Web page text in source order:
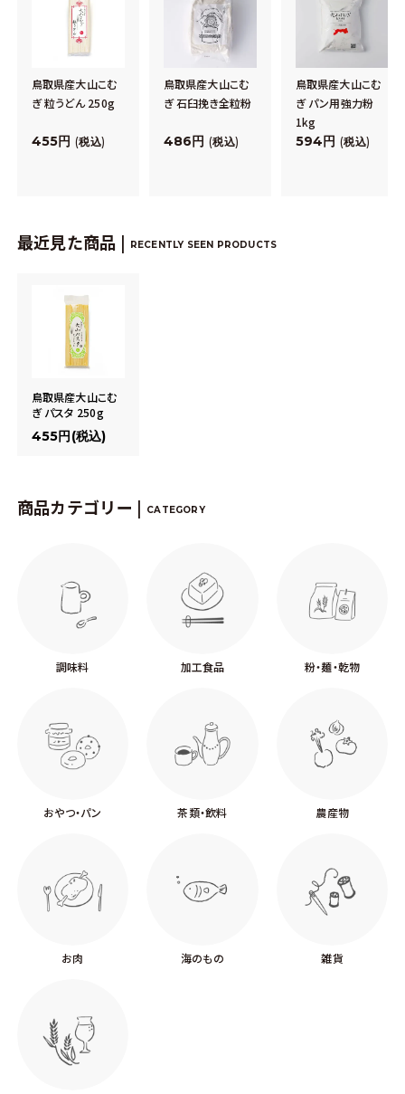
鳥取県産大山こむ
ぎ 粒うどん 250g
455 税込
鳥取県産大山こむ
ぎ 石臼挽き全粒粉
486 税込
鳥取県産大山こむ
ぎ パン用強力粉
1kg
594 税込
最近見た商品 | RECENTLY SEEN PRODUCTS
鳥取県産大山こむ
ぎ パスタ 250g
455円(税込)
商品カテゴリー | CATEGORY
調味料 加工食品 粉・麺・乾物
おやつ・パン 茶類・飲料 農産物
お肉 海のもの 雑貨